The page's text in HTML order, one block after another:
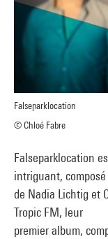
Falseparklocation
© Chloé Fabre
Falseparklocation
intriguant, composé
de Nadia Lichtig et
Tropic FM, leur
premier album,